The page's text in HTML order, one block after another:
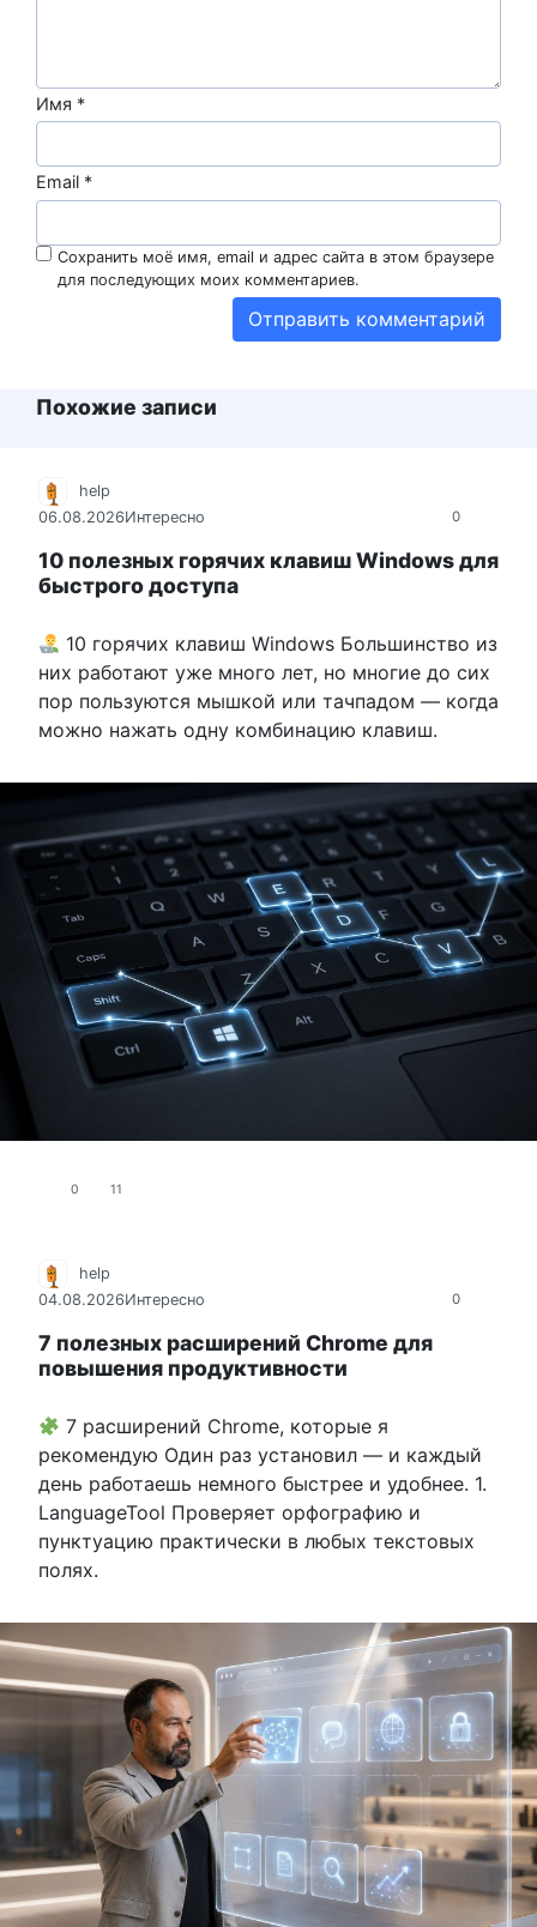
Имя *
Email *
Сохранить моё имя, email и адрес сайта в этом браузере
для последующих моих комментариев.
Похожие записи
0
help
06.08.2026Интересно
10 полезных горячих клавиш Windows для
быстрого доступа
10 горячих клавиш Windows Большинство из
них работают уже много лет, но многие до сих
пор пользуются мышкой или тачпадом — когда
можно нажать одну комбинацию клавиш.
0 11
0
help
04.08.2026Интересно
7 полезных расширений Chrome для
повышения продуктивности
7 расширений Chrome, которые я
рекомендую Один раз установил — и каждый
день работаешь немного быстрее и удобнее. 1.
LanguageTool Проверяет орфографию и
пунктуацию практически в любых текстовых
полях.